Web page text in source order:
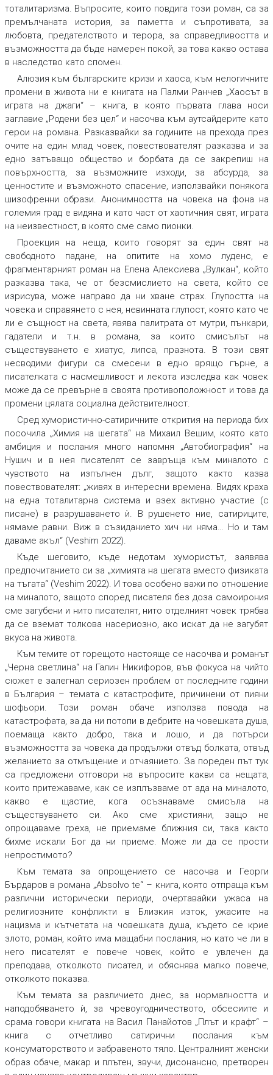
тоталитаризма. Въпросите, които повдига този роман, са за
премълчаната история, за паметта и съпротивата, за
любовта, предателството и терора, за справедливостта и
възможността да бъде намерен покой, за това какво остава
в наследство като спомен.
Алюзия към българските кризи и хаоса, към нелогичните
промени в живота ни е книгата на Палми Ранчев „Хаосът в
играта на джаги“ – книга, в която първата глава носи
заглавие „Родени без цел“ и насочва към аутсайдерите като
герои на романа. Разказвайки за годините на прехода през
очите на един млад човек, повествователят разказва и за
едно затъващо общество и борбата да се закрепиш на
повърхността, за възможните изходи, за абсурда, за
ценностите и възможното спасение, използвайки понякога
шизофренни образи. Анонимността на човека на фона на
големия град е видяна и като част от хаотичния свят, играта
на неизвестност, в която сме само пионки.
Проекция на неща, които говорят за един свят на
свободното падане, на опитите на хомо луденс, е
фрагментарният роман на Елена Алексиева „Вулкан“, който
разказва така, че от безсмислието на света, който се
изрисува, може направо да ни хване страх. Глупостта на
човека и справянето с нея, невинната глупост, която като че
ли е същност на света, явява палитрата от мутри, пънкари,
гадатели и т.н. в романа, за които смисълът на
съществуването е хиатус, липса, празнота. В този свят
несводими фигури са смесени в едно врящо гърне, а
писателката с насмешливост и лекота изследва как човек
може да се превърне в своята противоположност и това да
промени цялата социална действителност.
Сред хумористично-сатиричните открития на периода бих
посочила „Химия на шегата“ на Михаил Вешим, която като
амбиция и послания много напомня „Автобиография“ на
Нушич и в нея писателят се завръща към миналото с
чувството на изпълнен дълг, защото както казва
повествователят: „живях в интересни времена. Видях краха
на една тоталитарна система и взех активно участие (с
писане) в разрушаването ѝ. В рушенето ние, сатириците,
нямаме равни. Виж в съзиданието хич ни няма… Но и там
даваме акъл“ (Veshim 2022).
Къде шеговито, къде недотам хумористът, заявява
предпочитанието си за „химията на шегата вместо физиката
на тъгата“ (Veshim 2022). И това особено важи по отношение
на миналото, защото според писателя без доза самоирония
сме загубени и нито писателят, нито отделният човек трябва
да се вземат толкова насериозно, ако искат да не загубят
вкуса на живота.
Към темите от горещото настояще се насочва и романът
„Черна светлина“ на Галин Никифоров, във фокуса на чийто
сюжет е залегнал сериозен проблем от последните години
в България – темата с катастрофите, причинени от пияни
шофьори. Този роман обаче използва повода на
катастрофата, за да ни потопи в дебрите на човешката душа,
поемаща както добро, така и лошо, и да потърси
възможността за човека да продължи отвъд болката, отвъд
желанието за отмъщение и отчаянието. За пореден път тук
са предложени отговори на въпросите какви са нещата,
които притежаваме, как се изплъзваме от ада на миналото,
какво е щастие, кога осъзнаваме смисъла на
съществуването си. Ако сме християни, защо не
опрощаваме греха, не приемаме ближния си, така както
бихме искали Бог да ни приеме. Може ли да се прости
непростимото?
Към темата за опрощението се насочва и Георги
Бърдаров в романа „Absolvo te“ – книга, която отпраща към
различни исторически периоди, очертавайки ужаса на
религиозните конфликти в Близкия изток, ужасите на
нацизма и кътчетата на човешката душа, където се крие
злото, роман, който има мащабни послания, но като че ли в
него писателят е повече човек, който е увлечен да
преподава, отколкото писател, и обяснява малко повече,
отколкото показва.
Към темата за различието днес, за нормалността и
наподобяването ѝ, за чревоугодничеството, обсесиите и
срама говори книгата на Васил Панайотов „Плът и крафт“ –
книга с отчетливо сатирични послания към
консуматорството и забравеното тяло. Централният женски
образ обаче, макар и плътен, звучи, дисонансно, претворен